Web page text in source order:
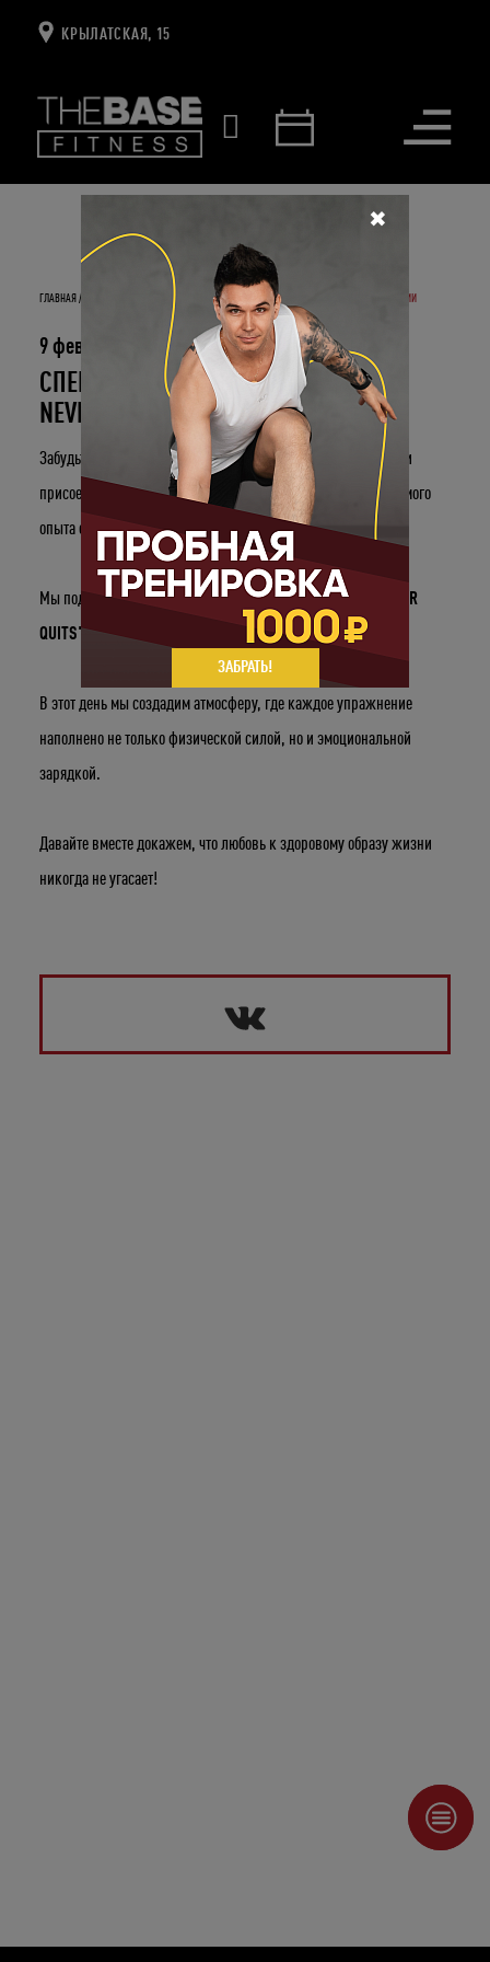
КРЫЛАТСКАЯ, 15
Открыть
Укажите ваш возраст
ГЛАВНАЯ СПЕЦИАЛЬНЫЙ КОМПЛЕКС "CUPID NEVER QUITS" ОТ СТУДИИ
CROSSFIT
9 февраля 2024
СПЕЦИАЛЬНЫЙ КОМПЛЕКС "CUPID
NEVER QUITS" ОТ СТУДИИ CROSSFIT
Забудьте о стандартных планах на этот романтический день и
присоединяйтесь к нам в студию
CROSSFIT , для незабываемого
опыта спорта и веселья.
Мы подготовили для вас необычный комплекс"CUPID NEVER
QUITS".
В этот день мы создадим атмосферу, где каждое упражнение
наполнено не только физической силой, но и эмоциональной
зарядкой.
Давайте вместе докажем, что любовь к здоровому образу жизни
никогда не угасает!
✖
ЗАБРАТЬ!